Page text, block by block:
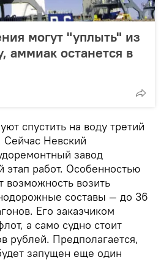
могут "уплыть" из
аммиак останется в
спустить на воду третий
Сейчас Невский
завод
этап работ. Особенностью
возможность возить
составы — до 36
Его заказчиком
а само судно стоит
рублей. Предполагается,
запущен еще один